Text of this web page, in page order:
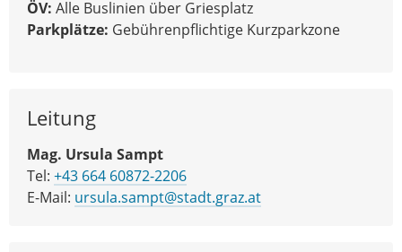
ÖV: Alle Buslinien über Griesplatz
Parkplätze: Gebührenpflichtige Kurzparkzone
Leitung
Mag. Ursula Sampt
Tel: +43 664 60872-2206
E-Mail: ursula.sampt@stadt.graz.at